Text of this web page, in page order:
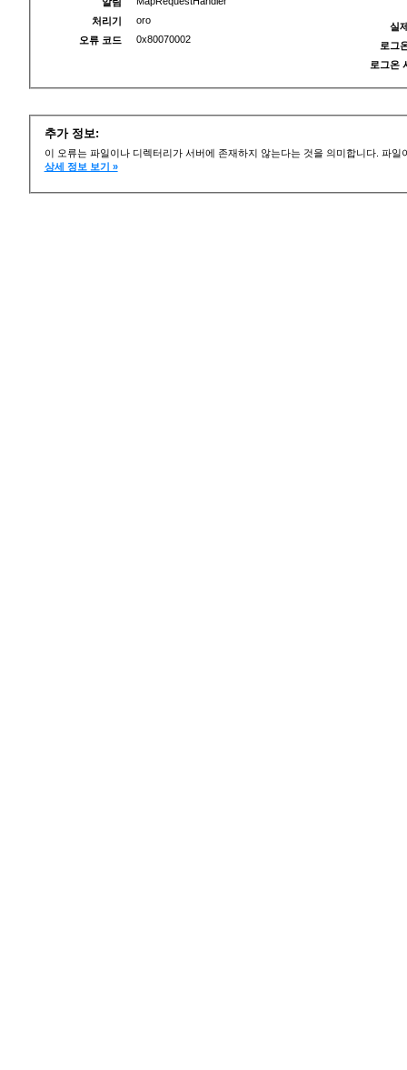
처리기
oro
오류 코드
0x80070002
실
로그
로그온
추가 정보:
이 오류는 파일이나 디렉터리가 서버에 존재하지 않는다는 것을 의미합니다. 파
상세 정보 보기 »